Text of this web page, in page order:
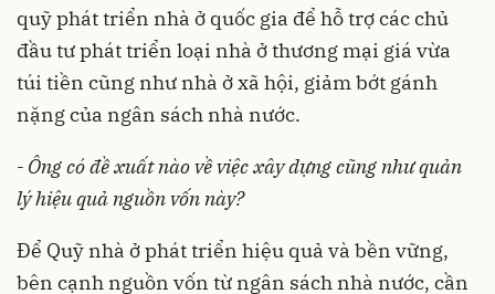
quỹ phát triển nhà ở quốc gia để hỗ trợ các chủ
đầu tư phát triển loại nhà ở thương mại giá vừa
túi tiền cũng như nhà ở xã hội, giảm bớt gánh
nặng của ngân sách nhà nước.
- Ông có đề xuất nào về việc xây dựng cũng như quản
lý hiệu quả nguồn vốn này?
Để Quỹ nhà ở phát triển hiệu quả và bền vững,
bên cạnh nguồn vốn từ ngân sách nhà nước, cần